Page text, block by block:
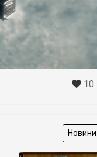
10
Новини